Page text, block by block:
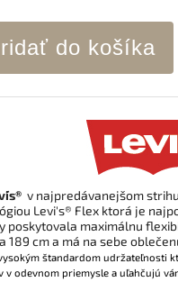
do košíka
v najpredávanejšom strihu
Levi's® Flex ktorá je
poskytovala maximálnu
189 cm a má na sebe
štandardom udržateľnosti
v odevnom priemysle a uľahčujú